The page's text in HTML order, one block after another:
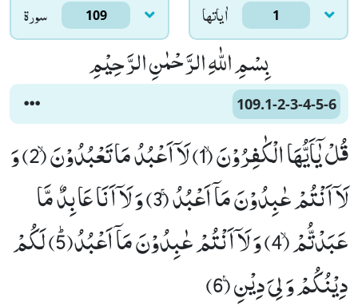
سورۃ 109 اٰياتها 1
بِسْمِ اللّٰهِ الرَّحْمٰنِ الرَّحِیْمِ
109.1-2-3-4-5-6
قُلْ یٰۤاَیُّهَا الْكٰفِرُوْنَۙ (1) لَاۤ اَعْبُدُ مَا تَعْبُدُوْنَۙ (2) وَ
لَاۤ اَنْتُمْ عٰبِدُوْنَ مَاۤ اَعْبُدُۚ (3) وَ لَاۤ اَنَا عَابِدٌ مَّا
عَبَدْتُّمْۙ (4) وَ لَاۤ اَنْتُمْ عٰبِدُوْنَ مَاۤ اَعْبُدُﭤ(5) لَكُمْ
دِیْنُكُمْ وَ لِیَ دِیْنِ۠ (6)